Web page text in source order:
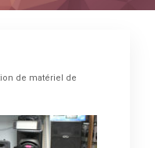
de matériel de